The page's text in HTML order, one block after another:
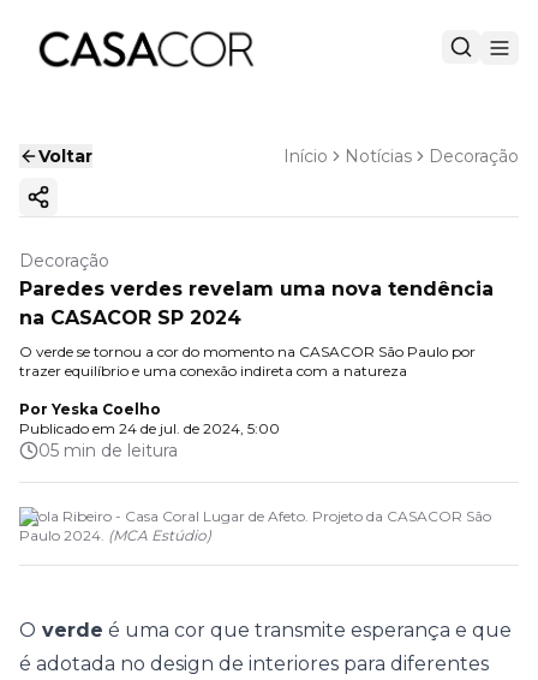
Voltar Início Notícias Decoração
Copiar link
Decoração
Paredes verdes revelam uma nova tendência
na CASACOR SP 2024
O verde se tornou a cor do momento na CASACOR São Paulo por
trazer equilíbrio e uma conexão indireta com a natureza
Por Yeska Coelho
Publicado em 24 de jul. de 2024, 5:00
05 min de leitura
Paola Ribeiro - Casa Coral Lugar de Afeto. Projeto da CASACOR São
Paulo 2024. (MCA Estúdio)
O verde é uma cor que transmite esperança e que
é adotada no design de interiores para diferentes